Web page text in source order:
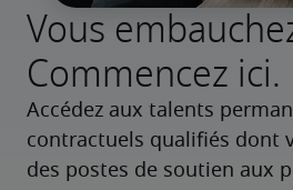
Vous
Commencez ici.
Accédez aux talents
contractuels qualifiés dont
des postes de soutien aux